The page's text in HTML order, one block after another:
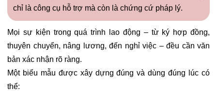
chỉ là công cụ hỗ trợ mà còn là chứng cứ pháp lý.
Mọi sự kiện trong quá trình lao động – từ ký hợp đồng,
thuyên chuyển, nâng lương, đến nghỉ việc – đều cần văn
bản xác nhận rõ ràng.
Một biểu mẫu được xây dựng đúng và dùng đúng lúc có
thể: